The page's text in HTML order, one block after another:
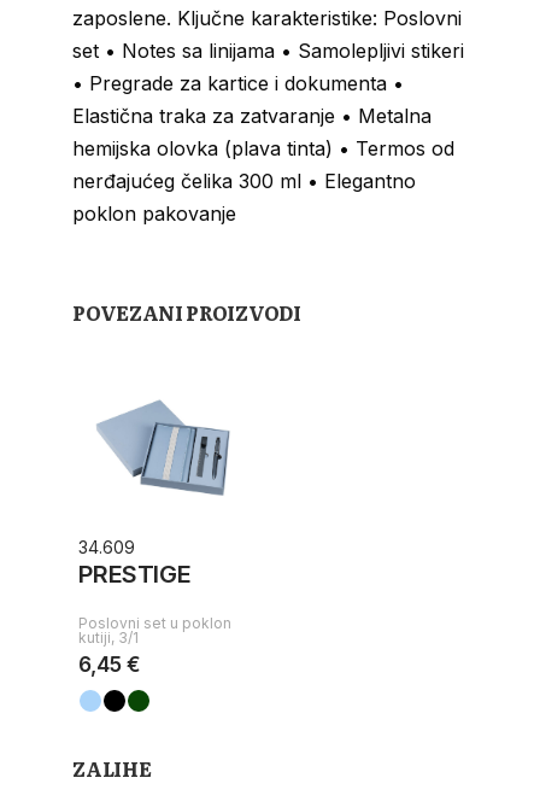
zaposlene. Ključne karakteristike: Poslovni
set • Notes sa linijama • Samolepljivi stikeri
• Pregrade za kartice i dokumenta •
Elastična traka za zatvaranje • Metalna
hemijska olovka (plava tinta) • Termos od
nerđajućeg čelika 300 ml • Elegantno
poklon pakovanje
POVEZANI PROIZVODI
34.609
PRESTIGE
Poslovni set u poklon
kutiji, 3/1
6,45 €
ZALIHE